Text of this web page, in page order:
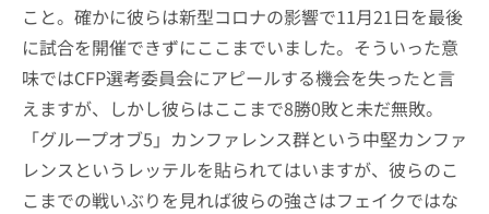
こと。確かに彼らは新型コロナの影響で11月21日を最後
に試合を開催できずにここまでいました。そういった意
味ではCFP選考委員会にアピールする機会を失ったと言
えますが、しかし彼らはここまで8勝0敗と未だ無敗。
「グループオブ5」カンファレンス群という中堅カンファ
レンスというレッテルを貼られてはいますが、彼らのこ
こまでの戦いぶりを見れば彼らの強さはフェイクではな